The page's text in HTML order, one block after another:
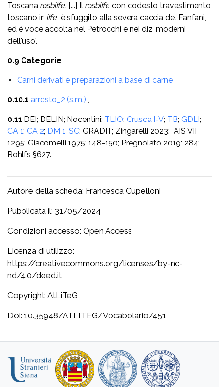
Toscana rosbiffe. [...] Il rosbiffe con codesto travestimento
toscano in iffe, è sfuggito alla severa caccia del Fanfani,
ed è voce accolta nel Petrocchi e nei diz. moderni
dell'uso'.
0.9 Categorie
Carni derivati e preparazioni a base di carne
0.10.1 arrosto_2 (s.m.) ,
0.11 DEI; DELIN; Nocentini; TLIO; Crusca I-V; TB; GDLI;
CA 1; CA 2; DM 1; SC; GRADIT; Zingarelli 2023; AIS VII
1295; Giacomelli 1975: 148-150; Pregnolato 2019: 284;
Rohlfs §627.
Autore della scheda: Francesca Cupelloni
Pubblicata il: 31/05/2024
Condizioni accesso: Open Access
Licenza di utilizzo:
https://creativecommons.org/licenses/by-nc-
nd/4.0/deed.it
Copyright: AtLiTeG
Doi: 10.35948/ATLITEG/Vocabolario/451